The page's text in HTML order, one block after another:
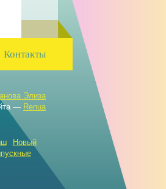
Контакты
Элиза
— Renua
Новый